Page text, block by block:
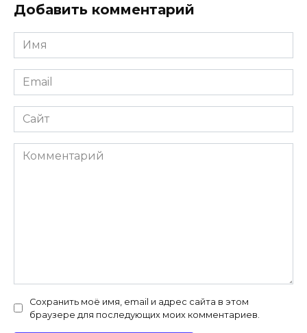
Добавить комментарий
Имя
*
Email
*
Сайт
Комментарий
Сохранить моё имя, email и адрес сайта в этом
браузере для последующих моих комментариев.